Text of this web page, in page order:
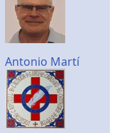
Antonio Martí